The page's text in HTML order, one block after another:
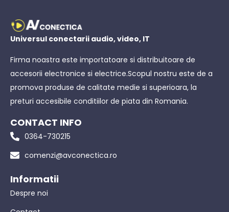
Universul conectarii audio, video, IT
Firma noastra este importatoare si distribuitoare de
accesorii electronice si electrice.Scopul nostru este de a
promova produse de calitate medie si superioara, la
preturi accesibile conditiilor de piata din Romania.
CONTACT INFO
0364-730215
comenzi@avconectica.ro
Informatii
Despre noi